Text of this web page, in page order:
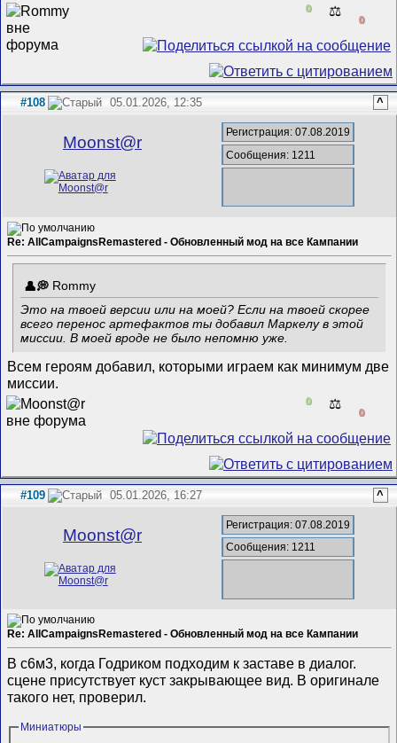
0 ⚖️
0
#108 05.01.2026, 12:35 ^
Mооnst@r
Регистрация: 07.08.2019
Сообщения: 1211
Re: AllCampaignsRemastered - Обновленный мод на все Кампании
Rommy
Это на твоей версии или на моей? Если на твоей скорее
всего перенос артефактов ты добавил Маркелу в этой
миссии. В моей вроде не было непомню уже.
Всем героям добавил, которыми играем как минимум две
миссии.
0 ⚖️
0
#109 05.01.2026, 16:27 ^
Mооnst@r
Регистрация: 07.08.2019
Сообщения: 1211
Re: AllCampaignsRemastered - Обновленный мод на все Кампании
В с6м3, когда Годриком подходим к заставе в диалог.
сцене присутствует куст закрывающее вид. В оригинале
такого нет, проверил.
Миниатюры